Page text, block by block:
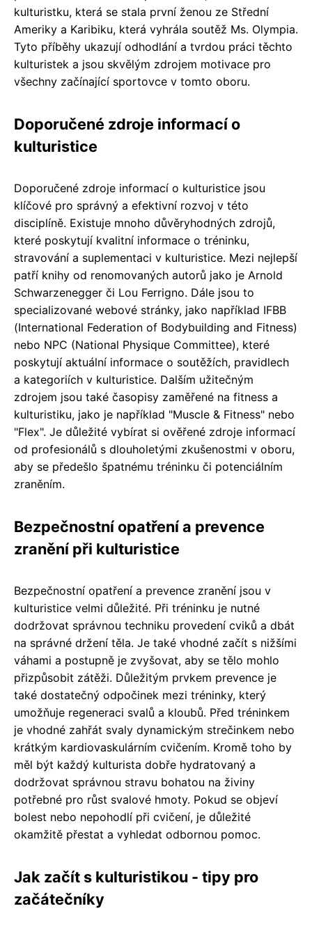
kulturistku, která se stala první ženou ze Střední
Ameriky a Karibiku, která vyhrála soutěž Ms. Olympia.
Tyto příběhy ukazují odhodlání a tvrdou práci těchto
kulturistek a jsou skvělým zdrojem motivace pro
všechny začínající sportovce v tomto oboru.
Doporučené zdroje informací o
kulturistice
Doporučené zdroje informací o kulturistice jsou
klíčové pro správný a efektivní rozvoj v této
disciplíně. Existuje mnoho důvěryhodných zdrojů,
které poskytují kvalitní informace o tréninku,
stravování a suplementaci v kulturistice. Mezi nejlepší
patří knihy od renomovaných autorů jako je Arnold
Schwarzenegger či Lou Ferrigno. Dále jsou to
specializované webové stránky, jako například IFBB
(International Federation of Bodybuilding and Fitness)
nebo NPC (National Physique Committee), které
poskytují aktuální informace o soutěžích, pravidlech
a kategoriích v kulturistice. Dalším užitečným
zdrojem jsou také časopisy zaměřené na fitness a
kulturistiku, jako je například "Muscle & Fitness" nebo
"Flex". Je důležité vybírat si ověřené zdroje informací
od profesionálů s dlouholetými zkušenostmi v oboru,
aby se předešlo špatnému tréninku či potenciálním
zraněním.
Bezpečnostní opatření a prevence
zranění při kulturistice
Bezpečnostní opatření a prevence zranění jsou v
kulturistice velmi důležité. Při tréninku je nutné
dodržovat správnou techniku provedení cviků a dbát
na správné držení těla. Je také vhodné začít s nižšími
váhami a postupně je zvyšovat, aby se tělo mohlo
přizpůsobit zátěži. Důležitým prvkem prevence je
také dostatečný odpočinek mezi tréninky, který
umožňuje regeneraci svalů a kloubů. Před tréninkem
je vhodné zahřát svaly dynamickým strečinkem nebo
krátkým kardiovaskulárním cvičením. Kromě toho by
měl být každý kulturista dobře hydratovaný a
dodržovat správnou stravu bohatou na živiny
potřebné pro růst svalové hmoty. Pokud se objeví
bolest nebo nepohodlí při cvičení, je důležité
okamžitě přestat a vyhledat odbornou pomoc.
Jak začít s kulturistikou - tipy pro
začátečníky